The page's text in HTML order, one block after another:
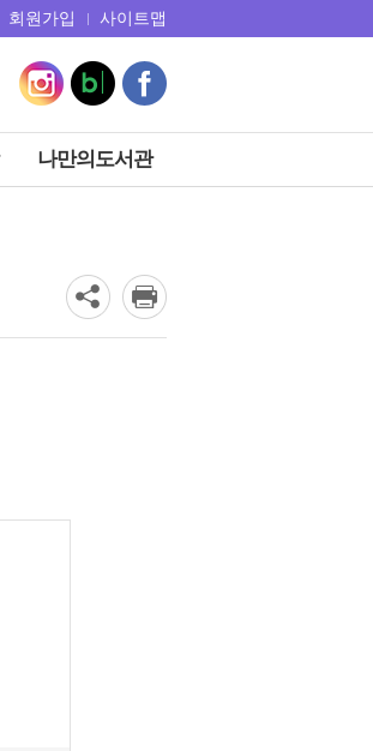
회원가입 사이트맵
나만의도서관